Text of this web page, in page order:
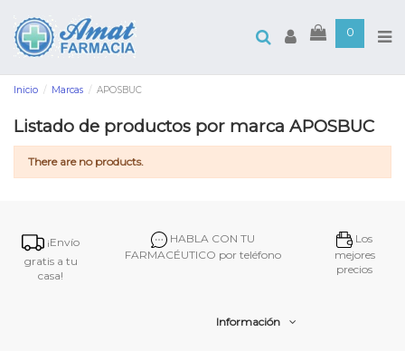
0
Inicio Marcas APOSBUC
Listado de productos por marca APOSBUC
There are no products.
¡Envío
gratis a tu
casa!
HABLA CON TU
FARMACÉUTICO por teléfono
Los
mejores
precios
Información